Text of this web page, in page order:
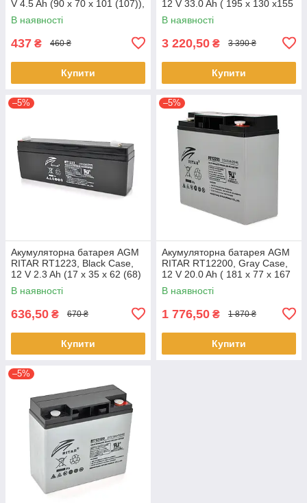
V 4.5 Ah (90 х 70 х 101 (107)),
1.34 kg Q10
В наявності
437 ₴ 460 ₴
Купити
12 V 33.0 Ah ( 195 x 130 x155
(168) ) Q1
В наявності
3 220,50 ₴ 3 390 ₴
Купити
–5%
Акумуляторна батарея AGM
RITAR RT1223, Black Case,
12 V 2.3 Ah (17 х 35 х 62 (68)
), 0.89 kg Q10
В наявності
636,50 ₴ 670 ₴
Купити
–5%
Акумуляторна батарея AGM
RITAR RT12200, Gray Case,
12 V 20.0 Ah ( 181 х 77 х 167
) Q4
В наявності
1 776,50 ₴ 1 870 ₴
Купити
–5%